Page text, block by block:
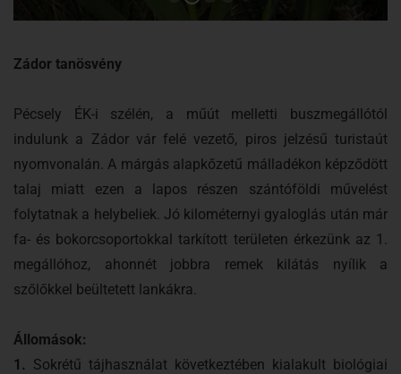
Zádor tanösvény
Pécsely ÉK-i szélén, a műút melletti buszmegállótól
indulunk a Zádor vár felé vezető, piros jelzésű turistaút
nyomvonalán. A márgás alapkőzetű málladékon képződött
talaj miatt ezen a lapos részen szántóföldi művelést
folytatnak a helybeliek. Jó kilométernyi gyaloglás után már
fa- és bokorcsoportokkal tarkított területen érkezünk az 1.
megállóhoz, ahonnét jobbra remek kilátás nyílik a
szőlőkkel beültetett lankákra.
Állomások:
1. Sokrétű tájhasználat következtében kialakult biológiai